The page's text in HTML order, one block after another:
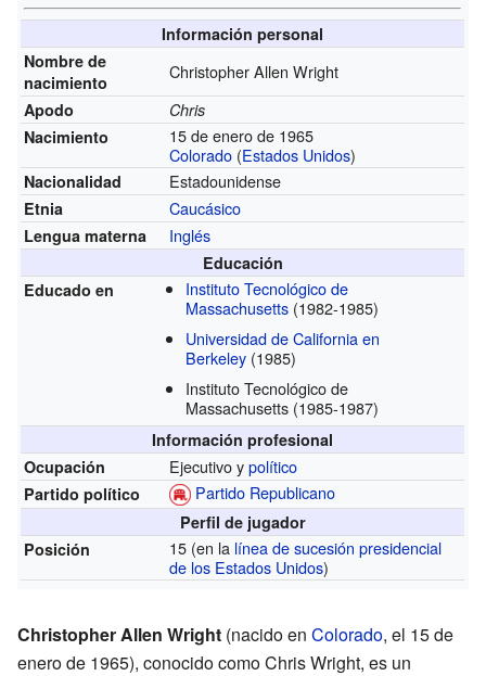
Información personal
Nombre de
nacimiento
Christopher Allen Wright
Apodo
Chris
Nacimiento
15 de enero de 1965
Colorado (Estados Unidos)
Nacionalidad Estadounidense
Etnia Caucásico
Lengua materna Inglés
Educación
Educado en
Instituto Tecnológico de
Massachusetts (1982-1985)
Universidad de California en
Berkeley (1985)
Instituto Tecnológico de
Massachusetts (1985-1987)
Información profesional
Ocupación
Ejecutivo ypolítico
Partido político Partido Republicano
Perfil de jugador
Posición
15 (en la línea de sucesión presidencial
de los Estados Unidos)
Christopher Allen Wright (nacido en Colorado, el 15 de
enero de 1965), conocido como Chris Wright, es un